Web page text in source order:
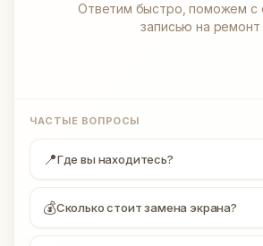
Ответим быстро, поможем с
записью на ремонт
ЧАСТЫЕ ВОПРОСЫ
📍Где вы находитесь?
💰Сколько стоит замена экрана?